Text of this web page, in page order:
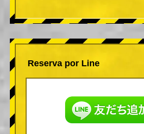
Reserva por Line